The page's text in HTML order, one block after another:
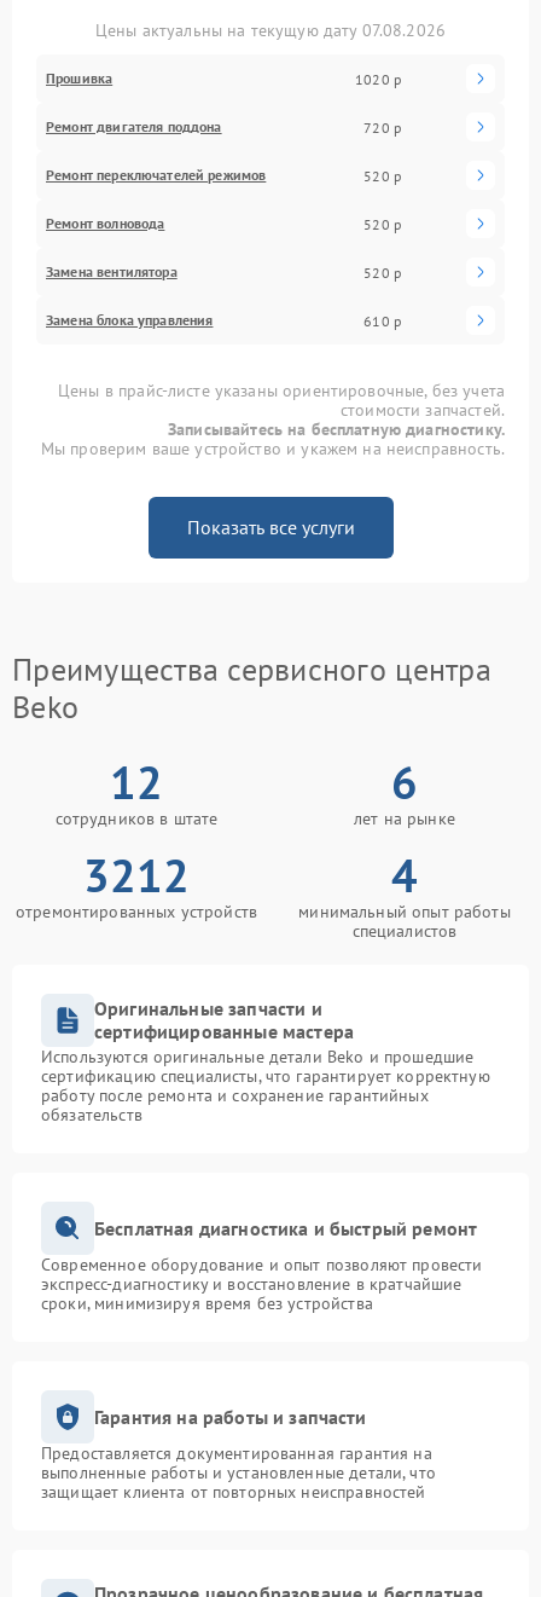
Цены актуальны на текущую дату 07.08.2026
Прошивка 1020 р
Ремонт двигателя поддона 720 р
Ремонт переключателей режимов 520 р
Ремонт волновода 520 р
Замена вентилятора 520 р
Замена блока управления 610 р
Цены в прайс-листе указаны ориентировочные, без учета
стоимости запчастей.
Записывайтесь на бесплатную диагностику.
Мы проверим ваше устройство и укажем на неисправность.
Показать все услуги
Преимущества сервисного центра
Beko
12
сотрудников в штате
6
лет на рынке
3212
отремонтированных устройств
4
минимальный опыт работы
специалистов
Оригинальные запчасти и
сертифицированные мастера
Используются оригинальные детали Beko и прошедшие
сертификацию специалисты, что гарантирует корректную
работу после ремонта и сохранение гарантийных
обязательств
Бесплатная диагностика и быстрый ремонт
Современное оборудование и опыт позволяют провести
экспресс-диагностику и восстановление в кратчайшие
сроки, минимизируя время без устройства
Гарантия на работы и запчасти
Предоставляется документированная гарантия на
выполненные работы и установленные детали, что
защищает клиента от повторных неисправностей